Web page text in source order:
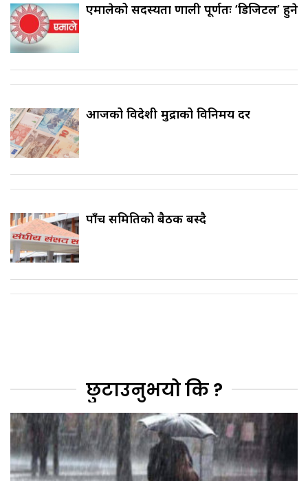
एमालेको सदस्यता प्रणाली पूर्णतः ‘डिजिटल’ हुने
आजको विदेशी मुद्राको विनिमय दर
पाँच समितिको बैठक बस्दै
छुटाउनुभयो कि ?